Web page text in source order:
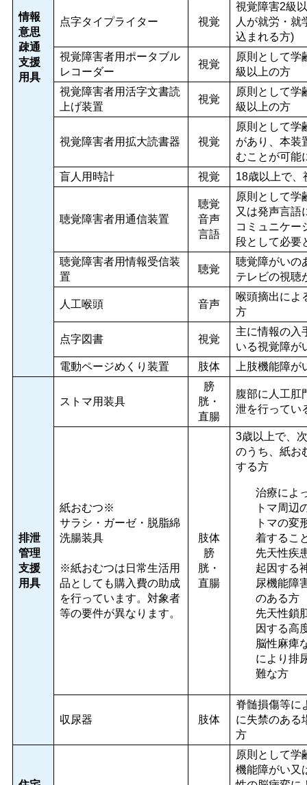
情報
意思
疎通
支援
用具
点字タイプライター 視覚
視覚障害2級
人が就労・就
込まれる方)
視覚障害者用ポータブル
レコーダー
視覚
原則として学
級以上の方
視覚障害者用活字文書読
上げ装置
視覚
原則として学
級以上の方
視覚障害者用拡大読書器 視覚
原則として学
があり、本装
むことが可能
盲人用時計
視覚 18歳以上で、
聴覚障害者用通信装置
聴覚
音声
言語
原則として学
又は発声言語
コミュニケー
段として必要
聴覚障害者用情報受信装
置
聴覚
聴覚障がいの
テレビの視聴
人工喉頭 音声
喉頭摘出によ
方
点字図書 視覚
主に情報の入
いる視覚障が
電動ページめくり装置
肢体 上肢機能障
排泄
管理
支援
用具
ストマ用装具
膀
胱・
直腸
腹部に人工肛
泄を行ってい
紙おむつ※
サラシ・ガーゼ・脱脂綿
洗腸装具
※紙おむつは日常生活用
品としても購入費の助成
を行っています。対象者
等の要件が異なります。
肢体
膀
胱・
直腸
3歳以上で、
のうち、紙お
する方
治療によ
トマ周辺
トマの変
着するこ
先天性疾
起因する
尿機能障
のある方
先天性鎖
因する高
脳性麻痺
により排
難な方
収尿器 肢体
脊髄損傷等に
に失禁のある
方
原則として学
機能障がい又